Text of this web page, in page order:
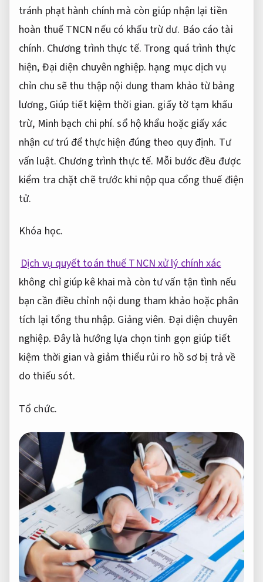
tránh phạt hành chính mà còn giúp nhận lại tiền
hoàn thuế TNCN nếu có khấu trừ dư. Báo cáo tài
chính. Chương trình thực tế. Trong quá trình thực
hiện, Đại diện chuyên nghiệp. hạng mục dịch vụ
chỉn chu sẽ thu thập nội dung tham khảo từ bảng
lương, Giúp tiết kiệm thời gian. giấy tờ tạm khấu
trừ, Minh bạch chi phí. sổ hộ khẩu hoặc giấy xác
nhận cư trú để thực hiện đúng theo quy định. Tư
vấn luật. Chương trình thực tế. Mỗi bước đều được
kiểm tra chặt chẽ trước khi nộp qua cổng thuế điện
tử.
Khóa học.
Dịch vụ quyết toán thuế TNCN xử lý chính xác
không chỉ giúp kê khai mà còn tư vấn tận tình nếu
bạn cần điều chỉnh nội dung tham khảo hoặc phân
tích lại tổng thu nhập. Giảng viên. Đại diện chuyên
nghiệp. Đây là hướng lựa chọn tinh gọn giúp tiết
kiệm thời gian và giảm thiểu rủi ro hồ sơ bị trả về
do thiếu sót.
Tổ chức.